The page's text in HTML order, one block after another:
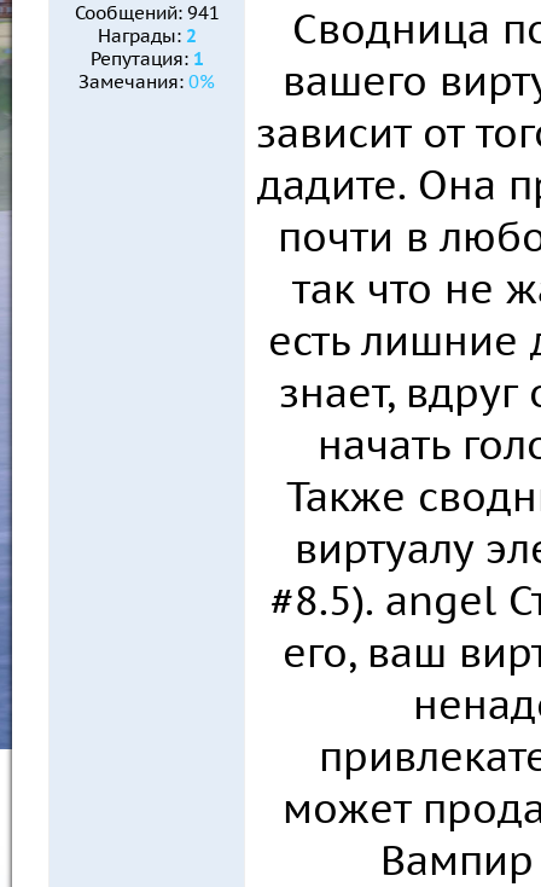
Сообщений: 941
Награды: 2
Репутация: 1
Замечания: 0%
Сводница
вашего
зависит от
дадите. Она
почти в
так что не
есть лишние
знает,
начать
Также
виртуалу
#8.5). angel
его, ваш
может
Вампир